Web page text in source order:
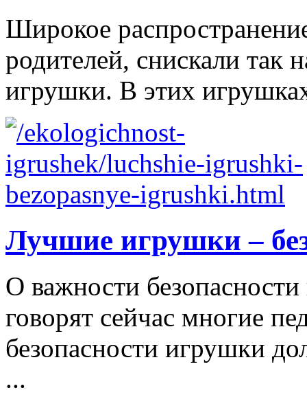
Широкое
родителей, снискали так
игрушки. В этих
Лучшие игрушки –
О важности
говорят сейчас многие
безопасности игрушки
...